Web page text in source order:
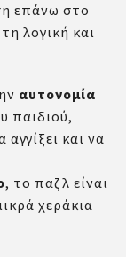
επάνω στο
λογική και
αυτονομία
παιδιού,
και να
, το παζλ είναι
χεράκια